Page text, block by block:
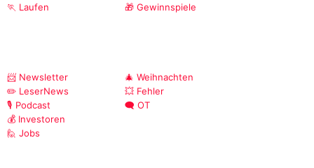
🏃 Laufen
🎁 Gewinnspiele
📨 Newsletter
✏️ LeserNews
🎙️ Podcast
💰 Investoren
🙋 Jobs
🎄 Weihnachten
💥 Fehler
🗨️ OT